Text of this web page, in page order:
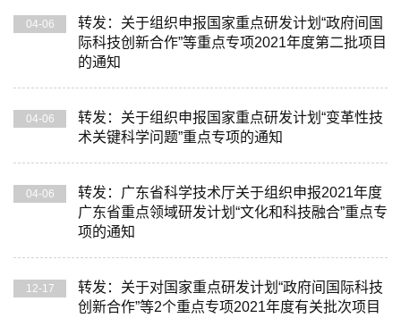
04-06
转发：关于组织申报国家重点研发计划“政府间国
际科技创新合作”等重点专项2021年度第二批项目
的通知
04-06
转发：关于组织申报国家重点研发计划“变革性技
术关键科学问题”重点专项的通知
04-06
转发：广东省科学技术厅关于组织申报2021年度
广东省重点领域研发计划“文化和科技融合”重点专
项的通知
12-17
转发：关于对国家重点研发计划“政府间国际科技
创新合作”等2个重点专项2021年度有关批次项目